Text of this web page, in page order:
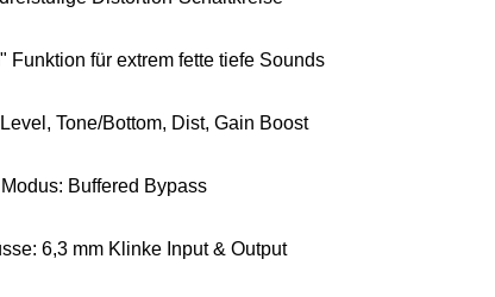
Funktion für extrem fette tiefe Sounds
Tone/Bottom, Dist, Gain Boost
Buffered Bypass
6,3 mm Klinke Input & Output